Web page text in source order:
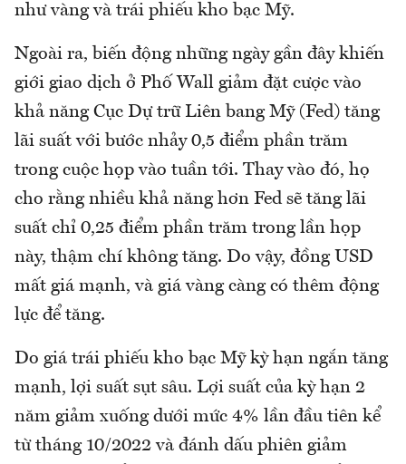
như vàng và trái phiếu kho bạc Mỹ.
Ngoài ra, biến động những ngày gần đây khiến
giới giao dịch ở Phố Wall giảm đặt cược vào
khả năng Cục Dự trữ Liên bang Mỹ (Fed) tăng
lãi suất với bước nhảy 0,5 điểm phần trăm
trong cuộc họp vào tuần tới. Thay vào đó, họ
cho rằng nhiều khả năng hơn Fed sẽ tăng lãi
suất chỉ 0,25 điểm phần trăm trong lần họp
này, thậm chí không tăng. Do vậy, đồng USD
mất giá mạnh, và giá vàng càng có thêm động
lực để tăng.
Do giá trái phiếu kho bạc Mỹ kỳ hạn ngắn tăng
mạnh, lợi suất sụt sâu. Lợi suất của kỳ hạn 2
năm giảm xuống dưới mức 4% lần đầu tiên kể
từ tháng 10/2022 và đánh dấu phiên giảm